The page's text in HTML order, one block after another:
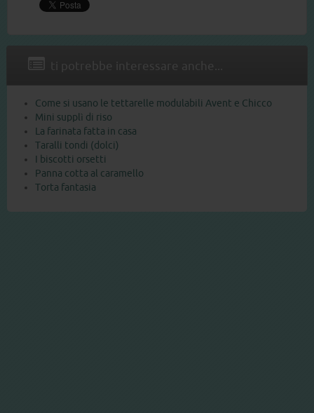
ti potrebbe interessare anche...
Come si usano le tettarelle modulabili Avent e Chicco
Mini supplì di riso
La farinata fatta in casa
Taralli tondi (dolci)
I biscotti orsetti
Panna cotta al caramello
Torta fantasia